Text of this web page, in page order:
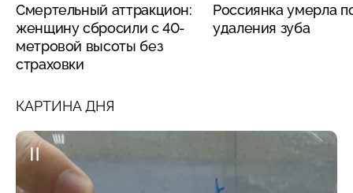
Смертельный аттракцион:
женщину сбросили с 40-
метровой высоты без
страховки
Россиянка умерла
удаления зуба
КАРТИНА ДНЯ